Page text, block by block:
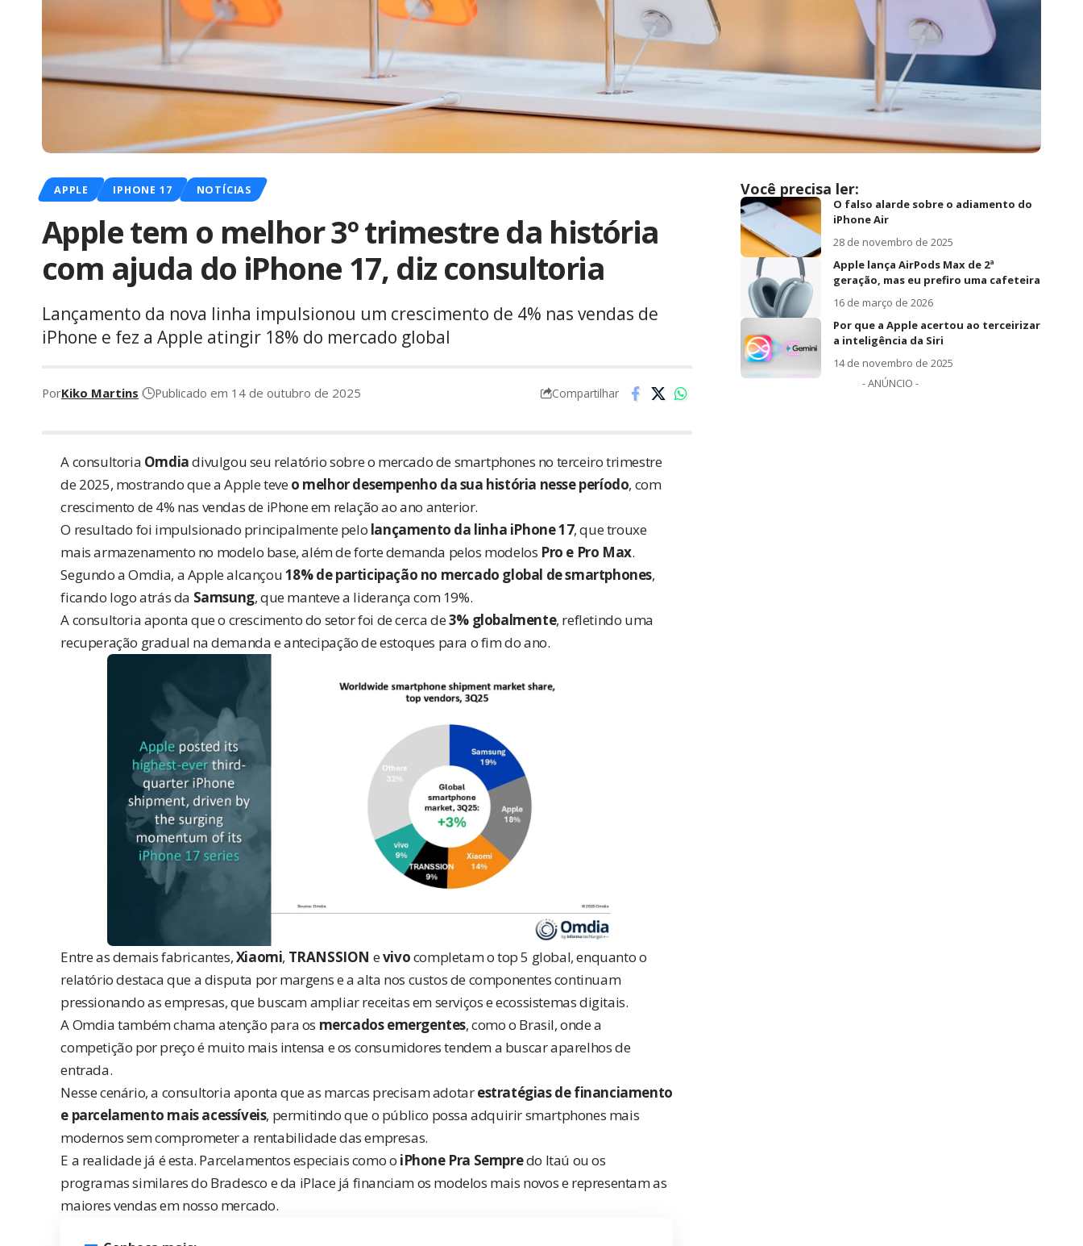
APPLE IPHONE 17 NOTÍCIAS
Apple tem o melhor 3º trimestre da história
com ajuda do iPhone 17, diz consultoria
Lançamento da nova linha impulsionou um crescimento de 4% nas vendas de
iPhone e fez a Apple atingir 18% do mercado global
PorKiko Martins Publicado em 14 de outubro de 2025 Compartilhar
A consultoria Omdiadivulgou seu relatóriosobre o mercado de smartphones no terceiro trimestre
de 2025, mostrando que a Apple teve o melhor desempenho da sua história nesse período, com
crescimento de 4% nas vendas de iPhone em relação ao ano anterior.
O resultado foi impulsionado principalmente pelo lançamento da linha iPhone 17, que trouxe
mais armazenamento no modelo base, além de forte demanda pelos modelos Pro e Pro Max.
Segundo a Omdia, a Apple alcançou18% de participação no mercado global de smartphones,
ficando logo atrás da Samsung, que manteve a liderança com 19%.
A consultoria aponta que o crescimento do setor foi de cerca de3% globalmente, refletindo uma
recuperação gradual na demanda e antecipação de estoques para o fim do ano.
Entre as demais fabricantes,Xiaomi, TRANSSION evivocompletam o top 5 global, enquanto o
relatório destaca que a disputa por margens e a alta nos custos de componentes continuam
pressionando as empresas, que buscam ampliar receitas em serviços e ecossistemas digitais.
A Omdia também chama atenção para os mercados emergentes, como o Brasil, onde a
competição por preço é muito mais intensa e os consumidores tendem a buscar aparelhos de
entrada.
Nesse cenário, a consultoria aponta que as marcas precisam adotarestratégias de financiamento
e parcelamento mais acessíveis, permitindo que o público possa adquirir smartphones mais
modernos sem comprometer a rentabilidade das empresas.
E a realidade já é esta. Parcelamentos especiais como o iPhone Pra Sempredo Itaú ou os
programas similares do Bradesco e da iPlace já financiam os modelos mais novos e representam as
maiores vendas em nosso mercado.
Você precisa ler:
O falso alarde sobre o adiamento do
iPhone Air
28 de novembro de 2025
Apple lança AirPods Max de 2ª
geração, mas eu prefiro uma cafeteira
16 de março de 2026
Por que a Apple acertou ao terceirizar
a inteligência da Siri
14 de novembro de 2025
- ANÚNCIO -